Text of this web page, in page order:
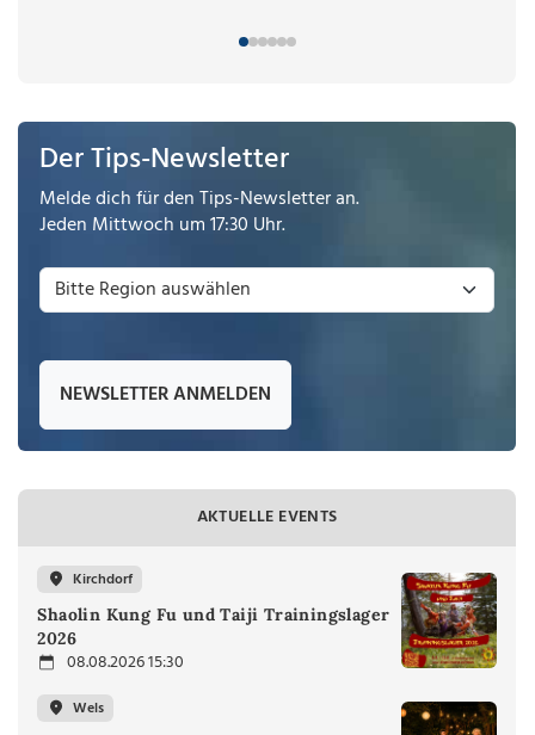
Der Tips-Newsletter
Melde dich für den Tips-Newsletter an.
Jeden Mittwoch um 17:30 Uhr.
NEWSLETTER ANMELDEN
AKTUELLE EVENTS
Kirchdorf
Shaolin Kung Fu und Taiji Trainingslager
2026
08.08.2026 15:30
Wels